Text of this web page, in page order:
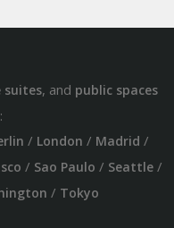
suites, and public spaces
/ London / Madrid /
/ Sao Paulo / Seattle/
/ Tokyo